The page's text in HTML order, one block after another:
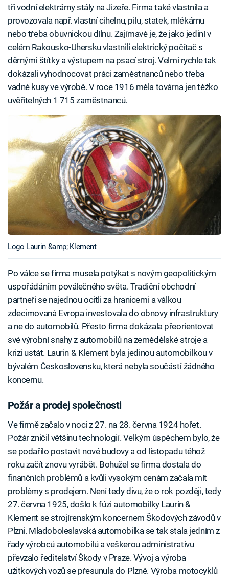
tři vodní elektrárny stály na Jizeře. Firma také vlastnila a
provozovala např. vlastní cihelnu, pilu, statek, mlékárnu
nebo třeba obuvnickou dílnu. Zajímavé je, že jako jediní v
celém Rakousko-Uhersku vlastnili elektrický počítač s
děrnými štítky a výstupem na psací stroj. Velmi rychle tak
dokázali vyhodnocovat práci zaměstnanců nebo třeba
vadné kusy ve výrobě. V roce 1916 měla továrna jen těžko
uvěřitelných 1 715 zaměstnanců.
Logo Laurin &amp; Klement
Po válce se firma musela potýkat s novým geopolitickým
uspořádáním poválečného světa. Tradiční obchodní
partneři se najednou ocitli za hranicemi a válkou
zdecimovaná Evropa investovala do obnovy infrastruktury
a ne do automobilů. Přesto firma dokázala přeorientovat
své výrobní snahy z automobilů na zemědělské stroje a
krizi ustát. Laurin & Klement byla jedinou automobilkou v
bývalém Československu, která nebyla součástí žádného
koncernu.
Požár a prodej společnosti
Ve firmě začalo v noci z 27. na 28. června 1924 hořet.
Požár zničil většinu technologií. Velkým úspěchem bylo, že
se podařilo postavit nové budovy a od listopadu téhož
roku začít znovu vyrábět. Bohužel se firma dostala do
finančních problémů a kvůli vysokým cenám začala mít
problémy s prodejem. Není tedy divu, že o rok později, tedy
27. června 1925, došlo k fúzi automobilky Laurin &
Klement se strojírenským koncernem Škodových závodů v
Plzni. Mladoboleslavská automobilka se tak stala jedním z
řady výrobců automobilů a veškerou administrativu
převzalo ředitelství Škody v Praze. Vývoj a výroba
užitkových vozů se přesunula do Plzně. Výroba motocyklů